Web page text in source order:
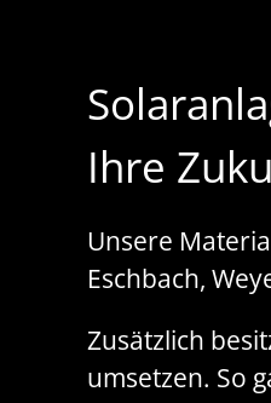
Ihre
Unsere
Eschbach,
Zusätzlich
umsetzen. So